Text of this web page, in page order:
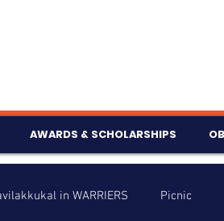
AWARDS & SCHOLARSHIPS
in WARRIERS Picnic